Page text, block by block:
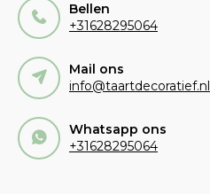
Bellen
+31628295064
Mail ons
info@taartdecoratief.nl
Whatsapp ons
+31628295064